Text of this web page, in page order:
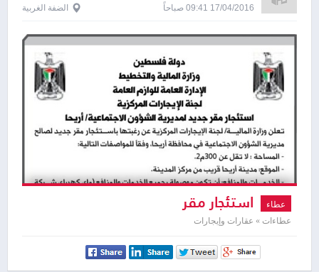
17/04/2016 09:41 صباحاً الضفة الغربية
عطاء استئجار مقر
عطاءات » عقارات وإيجارات